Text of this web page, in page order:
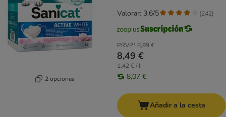
2 opciones
PRVP*8,99 €
8,49 €
1,42 € / l
8,07 €
Valorar: 3.6/5 (242)
Añadir a la cesta